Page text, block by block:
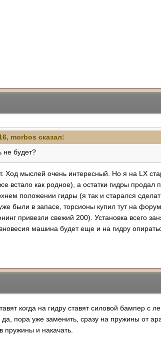
morbos сказал:
не будет?
Ход мыслей очень интересный. Но я на LX
встало как родное), а остатки гидры
положении гидры (я так и старался
были в запасе, торсионы купил тут на
привезли свежий 200). Установка всего
машина будет еще и на гидру
когда на гидру ставят силовой бампер с
пора уже заменить, сразу на пружины от
пружины и накачать.